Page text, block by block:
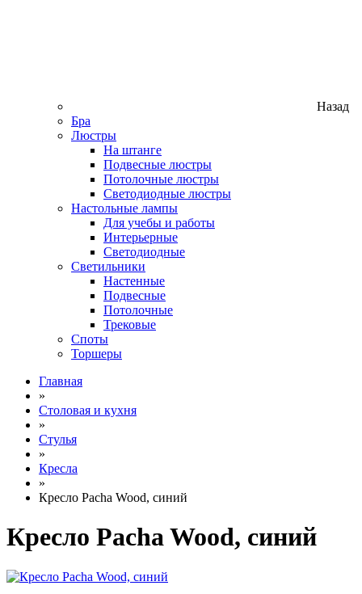
Назад
Бра
Люстры
На штанге
Подвесные люстры
Потолочные люстры
Светодиодные люстры
Настольные лампы
Для учебы и работы
Интерьерные
Светодиодные
Светильники
Настенные
Подвесные
Потолочные
Трековые
Споты
Торшеры
Главная
»
Столовая и кухня
»
Стулья
»
Кресла
»
Кресло Pacha Wood, синий
Кресло Pacha Wood, синий